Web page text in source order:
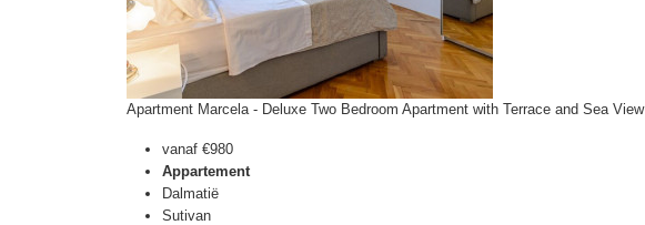
Apartment Marcela - Deluxe Two Bedroom Apartment with Terrace and Sea View
vanaf €980
Appartement
Dalmatië
Sutivan